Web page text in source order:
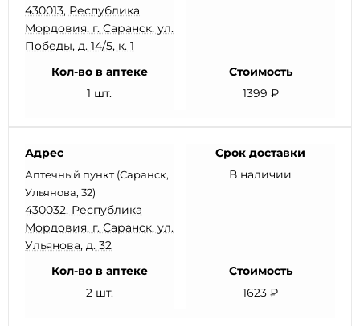
430013, Республика
Мордовия, г. Саранск, ул.
Победы, д. 14/5, к. 1
Кол-во в аптеке
1 шт.
Стоимость
1399 ₽
Адрес
Аптечный пункт (Саранск,
Ульянова, 32)
430032, Республика
Мордовия, г. Саранск, ул.
Ульянова, д. 32
Срок доставки
В наличии
Кол-во в аптеке
2 шт.
Стоимость
1623 ₽